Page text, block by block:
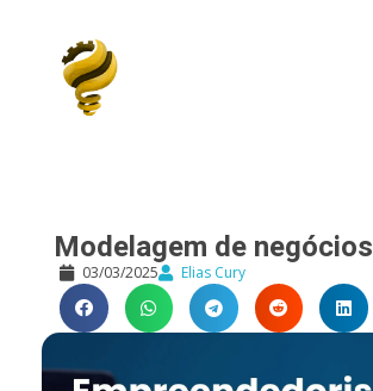
Modelagem de negócios
03/03/2025 Elias Cury